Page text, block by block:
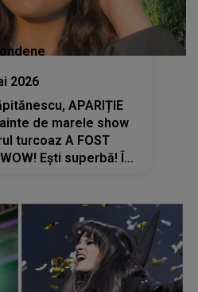
2026
APARIȚIE
de marele show
turcoaz A FOST
Ești superbă! Îmi